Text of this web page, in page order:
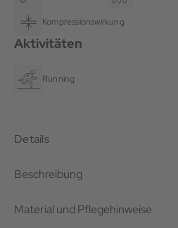
Kompressionswirkung
Aktivitäten
Running
Details
Beschreibung
Material und Pflegehinweise